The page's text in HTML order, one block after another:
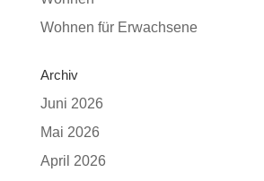
Wohnen für Erwachsene
Archiv
Juni 2026
Mai 2026
April 2026